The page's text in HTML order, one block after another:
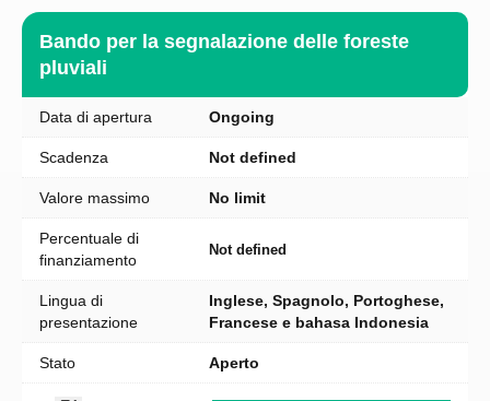
Bando per la segnalazione delle foreste
pluviali
Data di apertura Ongoing
Scadenza Not defined
Valore massimo No limit
Percentuale di
finanziamento
Not defined
Lingua di
presentazione
Inglese, Spagnolo, Portoghese,
Francese e bahasa Indonesia
Stato Aperto